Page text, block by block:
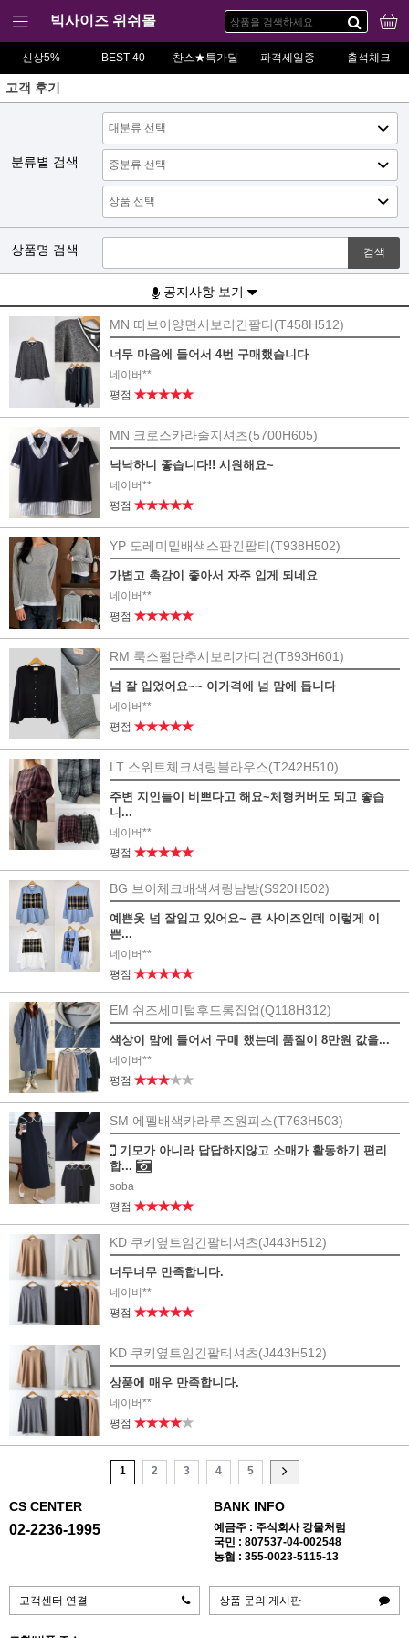
빅사이즈 위쉬몰
신상5% BEST 40 찬스★특가딜 파격세일중 출석체크
고객 후기
분류별 검색
상품명 검색 검색
공지사항 보기
MN 띠브이양면시보리긴팔티(T458H512)
너무 마음에 들어서 4번 구매했습니다
네이버**
평점 ★★★★★
MN 크로스카라줄지셔츠(5700H605)
낙낙하니 좋습니다!! 시원해요~
네이버**
평점 ★★★★★
YP 도레미밑배색스판긴팔티(T938H502)
가볍고 촉감이 좋아서 자주 입게 되네요
네이버**
평점 ★★★★★
RM 룩스펄단추시보리가디건(T893H601)
넘 잘 입었어요~~ 이가격에 넘 맘에 듭니다
네이버**
평점 ★★★★★
LT 스위트체크셔링블라우스(T242H510)
주변 지인들이 비쁘다고 해요~체형커버도 되고 좋습
니...
네이버**
평점 ★★★★★
BG 브이체크배색셔링남방(S920H502)
예쁜옷 넘 잘입고 있어요~ 큰 사이즈인데 이렇게 이
쁜...
네이버**
평점 ★★★★★
EM 쉬즈세미털후드롱집업(Q118H312)
색상이 맘에 들어서 구매 했는데 품질이 8만원 값을...
네이버**
평점 ★★★★★
SM 에펠배색카라루즈원피스(T763H503)
기모가 아니라 답답하지않고 소매가 활동하기 편리
합...
soba
평점 ★★★★★
KD 쿠키옆트임긴팔티셔츠(J443H512)
너무너무 만족합니다.
네이버**
평점 ★★★★★
KD 쿠키옆트임긴팔티셔츠(J443H512)
상품에 매우 만족합니다.
네이버**
평점 ★★★★★
1 2 3 4 5
CS CENTER
02-2236-1995
BANK INFO
예금주 : 주식회사 강물처럼
국민 : 807537-04-002548
농협 : 355-0023-5115-13
고객센터 연결 상품 문의 게시판